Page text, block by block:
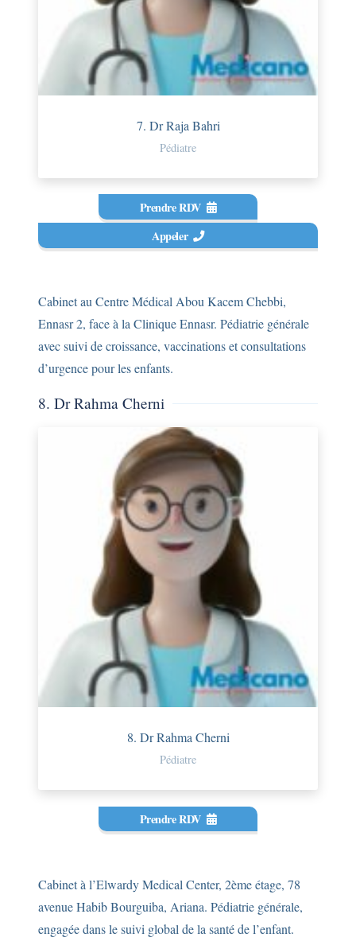
7. Dr Raja Bahri
Pédiatre
Prendre RDV
Appeler
Cabinet au Centre Médical Abou Kacem Chebbi,
Ennasr 2, face à la Clinique Ennasr. Pédiatrie générale
avec suivi de croissance, vaccinations et consultations
d’urgence pour les enfants.
8. Dr Rahma Cherni
8. Dr Rahma Cherni
Pédiatre
Prendre RDV
Cabinet à l’Elwardy Medical Center, 2ème étage, 78
avenue Habib Bourguiba, Ariana. Pédiatrie générale,
engagée dans le suivi global de la santé de l’enfant.